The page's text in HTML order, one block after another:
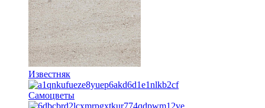
Известняк
Самоцветы